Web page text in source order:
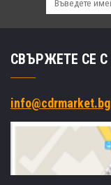
СВЪРЖЕТЕ СЕ С
info@cdrmarket.bg